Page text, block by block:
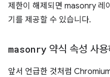
제한이 해제되면 masonry 레
기를 제공할 수 있습니다.
masonry 약식 속성 사용
앞서 언급한 것처럼